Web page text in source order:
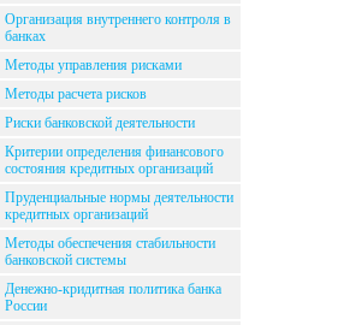
Организация внутреннего контроля в
банках
Методы управления рисками
Методы расчета рисков
Риски банковской деятельности
Критерии определения финансового
состояния кредитных организаций
Пруденциальные нормы деятельности
кредитных организаций
Методы обеспечения стабильности
банковской системы
Денежно-кридитная политика банка
России